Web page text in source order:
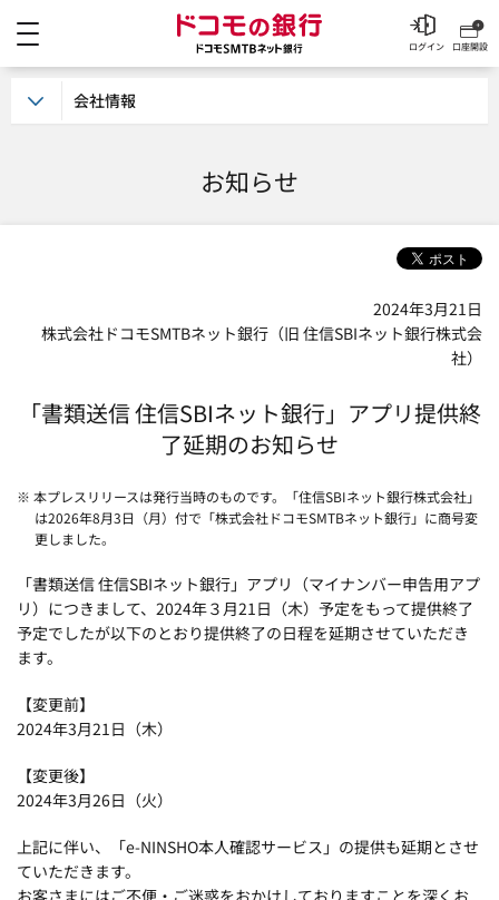
ドコモの銀行 ドコモ
口座開設
ログイン
お知らせ
2024年3月21日
株式会社ドコモSMTBネット銀行（旧 住信SBIネット銀行株式会
社）
「書類送信 住信SBIネット銀行」アプリ提供終
了延期のお知らせ
※ 本プレスリリースは発行当時のものです。「住信SBIネット銀行株式会社」
は2026年8月3日（月）付で「株式会社ドコモSMTBネット銀行」に商号変
更しました。
「書類送信 住信SBIネット銀行」アプリ（マイナンバー申告用アプ
リ）につきまして、2024年３月21日（木）予定をもって提供終了
予定でしたが以下のとおり提供終了の日程を延期させていただき
ます。
【変更前】
2024年3月21日（木）
【変更後】
2024年3月26日（火）
上記に伴い、「e-NINSHO本人確認サービス」の提供も延期とさせ
ていただきます。
お客さまにはご不便・ご迷惑をおかけしておりますことを深くお
会社情報